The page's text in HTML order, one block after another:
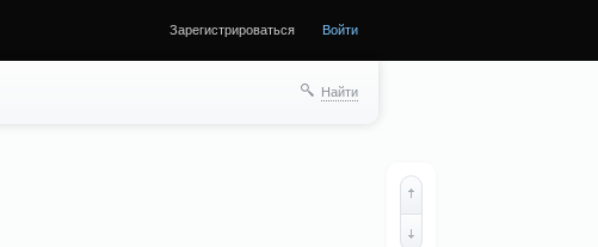
Зарегистрироваться Войти
Найти